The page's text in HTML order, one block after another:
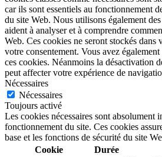
car ils sont essentiels au fonctionnement
du site Web. Nous utilisons également
aident à analyser et à comprendre
Web. Ces cookies ne seront stockés dans
votre consentement. Vous avez
ces cookies. Néanmoins la désactivation
peut affecter votre expérience de
Nécessaires
Nécessaires
Toujours activé
Les cookies nécessaires sont absolument
fonctionnement du site. Ces cookies
base et les fonctions de sécurité du site
Cookie
Durée